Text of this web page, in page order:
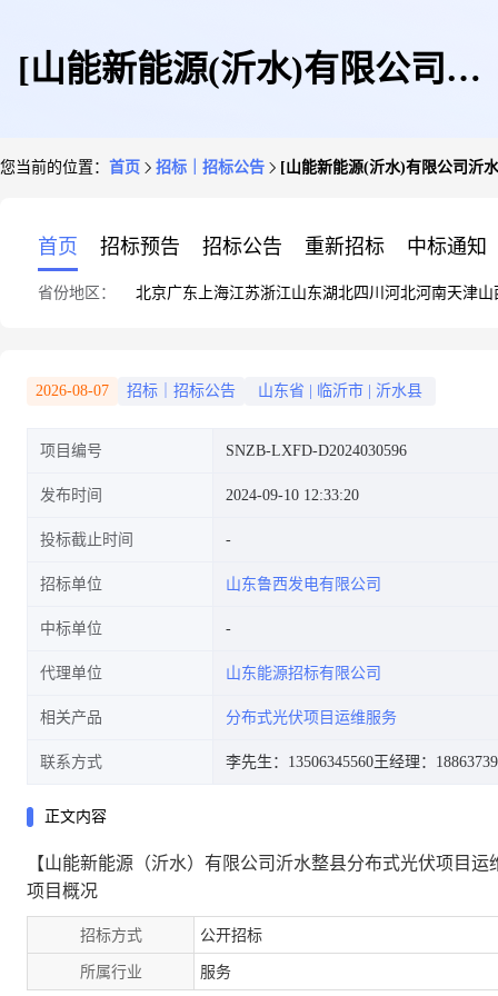
[山能新能源(沂水)有限公司沂
您当前的位置： 首页 招标｜招标公告 [山能新能源(沂水)有限公司沂
首页 招标预告 招标公告 重新招标 中标通知
省份地区： 北京广东 上海江苏浙江山东湖北四川 河北河南天津山
2026-08-07 招标｜招标公告 山东省 临沂市 沂水县
项目编号 SNZB-LXFD-D2024030596
发布时间 2024-09-10 12:33:20
投标截止时间
招标单位 山东鲁西发电有限公司
中标单位
代理单位 山东能源招标有限公司
相关产品 分布式光伏项目运维服务
联系方式 李先生：13506345560王经理：
正文内容
【山能新能源（沂水）有限公司沂水整县分布式光伏项目
项目概况
招标方式 公开招标
所属行业 服务